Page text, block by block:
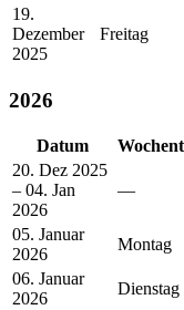
19.
Dezember
2025
Freitag
2026
Datum
20. Dez 2025
– 04. Jan
2026
—
05. Januar
2026
Montag
06. Januar
2026
Dienstag